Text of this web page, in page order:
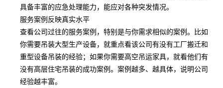
具备丰富的应急处理能力，能应对各种突发情况。
服务案例反映真实水平
查看公司过往的服务案例，特别是与你需求相似的案例。比如
你需要吊装大型生产设备，就重点看该公司有没有工厂搬迁和
重型设备吊装的经验；如果你需要高空吊运家具，就看他们有
没有高层住宅吊装的成功案例。案例越多、越具体，说明公司
经验越丰富。